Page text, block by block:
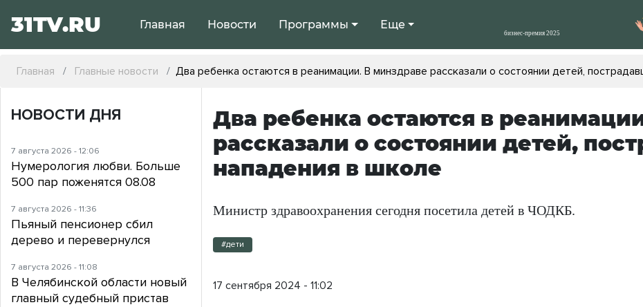
31TV.RU Главная Новости Программы Еще
Главная Главные новости Два ребенка остаются в реанимации. В минздраве рассказали о состоянии детей,
Два ребенка остаются в
рассказали о состоянии детей,
нападения в школе
Министр здравоохранения сегодня посетила детей в ЧОДКБ.
#дети
17 сентября 2024 - 11:02
НОВОСТИ ДНЯ
7 августа 2026 - 12:06
Нумерология любви. Больше
500 пар поженятся 08.08
7 августа 2026 - 11:36
Пьяный пенсионер сбил
дерево и перевернулся
7 августа 2026 - 11:08
В Челябинской области новый
главный судебный пристав